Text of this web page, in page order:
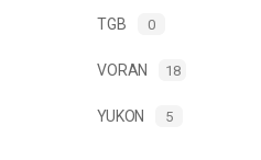
TGB 0
VORAN 18
YUKON 5